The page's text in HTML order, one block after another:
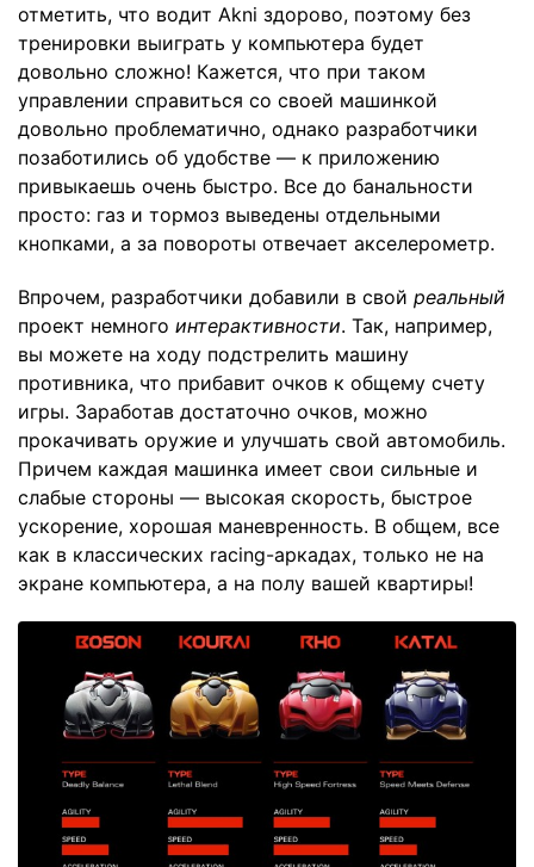
отметить, что водит Akni здорово, поэтому без
тренировки выиграть у компьютера будет
довольно сложно! Кажется, что при таком
управлении справиться со своей машинкой
довольно проблематично, однако разработчики
позаботились об удобстве — к приложению
привыкаешь очень быстро. Все до банальности
просто: газ и тормоз выведены отдельными
кнопками, а за повороты отвечает акселерометр.
Впрочем, разработчики добавили в свой реальный
проект немного интерактивности. Так, например,
вы можете на ходу подстрелить машину
противника, что прибавит очков к общему счету
игры. Заработав достаточно очков, можно
прокачивать оружие и улучшать свой автомобиль.
Причем каждая машинка имеет свои сильные и
слабые стороны — высокая скорость, быстрое
ускорение, хорошая маневренность. В общем, все
как в классических racing-аркадах, только не на
экране компьютера, а на полу вашей квартиры!